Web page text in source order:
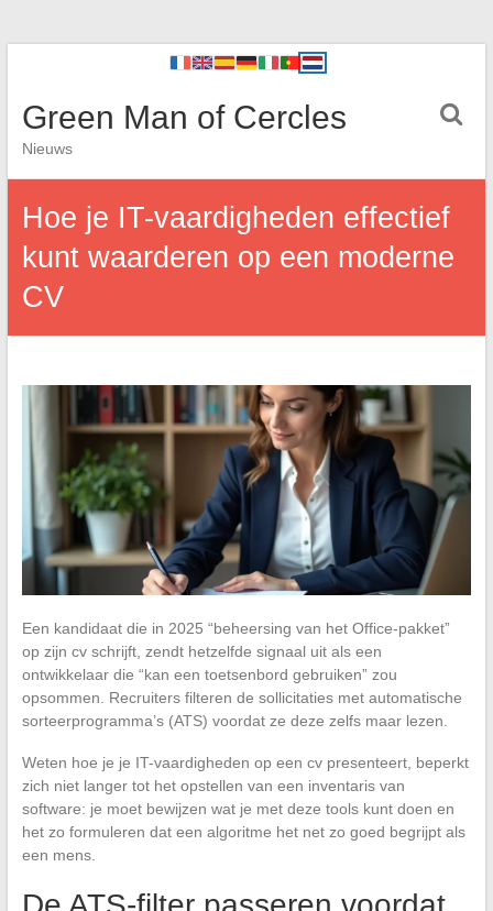
Green Man of Cercles
Nieuws
Hoe je IT-vaardigheden effectief
kunt waarderen op een moderne
CV
Een kandidaat die in 2025 “beheersing van het Office-pakket”
op zijn cv schrijft, zendt hetzelfde signaal uit als een
ontwikkelaar die “kan een toetsenbord gebruiken” zou
opsommen. Recruiters filteren de sollicitaties met automatische
sorteerprogramma’s (ATS) voordat ze deze zelfs maar lezen.
Weten hoe je je IT-vaardigheden op een cv presenteert, beperkt
zich niet langer tot het opstellen van een inventaris van
software: je moet bewijzen wat je met deze tools kunt doen en
het zo formuleren dat een algoritme het net zo goed begrijpt als
een mens.